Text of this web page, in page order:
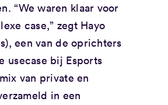
“We waren klaar voor
case,” zegt Hayo
een van de oprichters
usecase bij Esports
van private en
in een